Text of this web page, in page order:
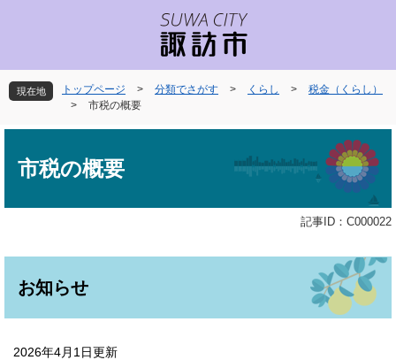
先
頭
を
飛
現在地 トップページ > 分類でさがす > くらし >
税金（くらし）
>
市税の概要
市税の概要
記事ID：C000022
お知らせ
2026年4月1日更新